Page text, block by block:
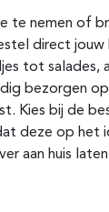
te nemen of
direct jouw
tot salades,
bezorgen
Kies bij de
deze op het
aan huis